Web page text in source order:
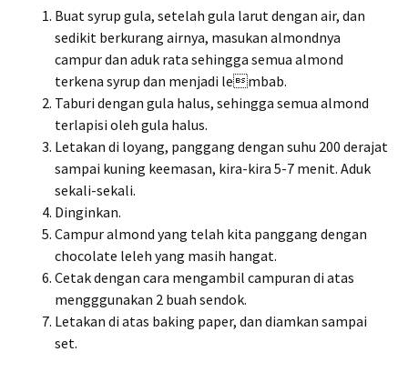
Buat syrup gula, setelah gula larut dengan air, dan
sedikit berkurang airnya, masukan almondnya
campur dan aduk rata sehingga semua almond
terkena syrup dan menjadi lembab.
Taburi dengan gula halus, sehingga semua almond
terlapisi oleh gula halus.
Letakan di loyang, panggang dengan suhu 200 derajat
sampai kuning keemasan, kira-kira 5-7 menit. Aduk
sekali-sekali.
Dinginkan.
Campur almond yang telah kita panggang dengan
chocolate leleh yang masih hangat.
Cetak dengan cara mengambil campuran di atas
mengggunakan 2 buah sendok.
Letakan di atas baking paper, dan diamkan sampai
set.